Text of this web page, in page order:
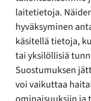
laitetietoja.
hyväksyminen
käsitellä tietoja,
tai yksilöllisiä
Suostumuksen
voi vaikuttaa
itsensä valmiiksi.
tilanteissa. Jonkin
pakkasyössä. Äiti oli
paistaa huoli. Vielä
ison vatsansa